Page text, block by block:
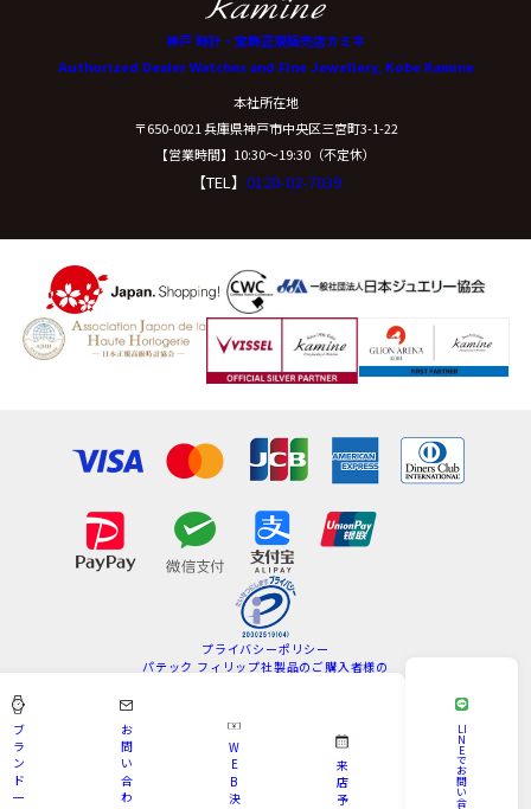
神戸 時計・宝飾正規販売店カミネ
Authorized Dealer Watches and Fine Jewellery, Kobe Kamine
本社所在地
〒650-0021 兵庫県神戸市中央区三宮町3-1-22
【営業時間】10:30〜19:30（不定休）
【TEL】 0120-02-7039
プライバシーポリシー
パテック フィリップ社製品のご購入者様の
サイトマップ
Copyright © KAMINE All Rights Reserved.
ブ
ラ
ン
ド
一
お
問
い
合
わ
W
E
B
決
来
店
予
LI
N
E
で
お
問
い
合